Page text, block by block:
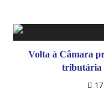
Volta à Câmara
tributária